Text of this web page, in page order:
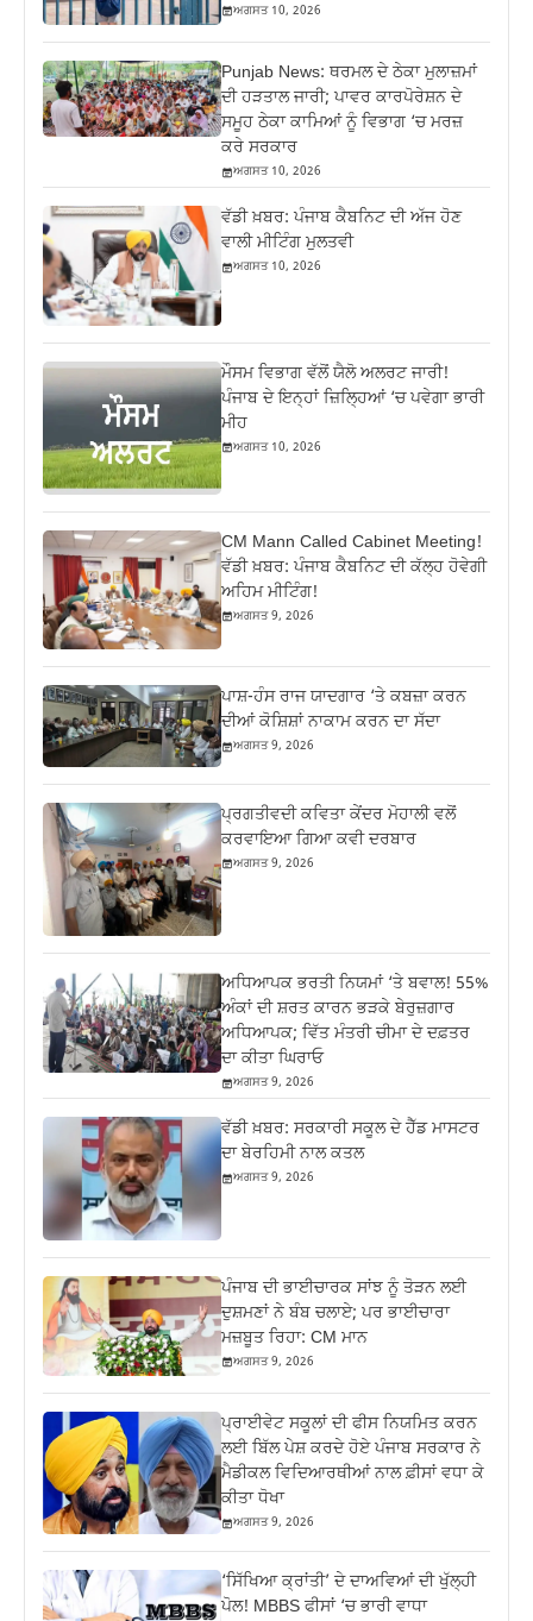
ਅਗਸਤ 10, 2026
Punjab News: ਥਰਮਲ ਦੇ ਠੇਕਾ ਮੁਲਾਜ਼ਮਾਂ
ਦੀ ਹੜਤਾਲ ਜਾਰੀ; ਪਾਵਰ ਕਾਰਪੋਰੇਸ਼ਨ ਦੇ
ਸਮੂਹ ਠੇਕਾ ਕਾਮਿਆਂ ਨੂੰ ਵਿਭਾਗ ‘ਚ ਮਰਜ਼
ਕਰੇ ਸਰਕਾਰ
ਅਗਸਤ 10, 2026
ਵੱਡੀ ਖ਼ਬਰ: ਪੰਜਾਬ ਕੈਬਨਿਟ ਦੀ ਅੱਜ ਹੋਣ
ਵਾਲੀ ਮੀਟਿੰਗ ਮੁਲਤਵੀ
ਅਗਸਤ 10, 2026
ਮੌਸਮ ਵਿਭਾਗ ਵੱਲੋਂ ਯੈਲੋ ਅਲਰਟ ਜਾਰੀ!
ਪੰਜਾਬ ਦੇ ਇਨ੍ਹਾਂ ਜ਼ਿਲ੍ਹਿਆਂ ‘ਚ ਪਵੇਗਾ ਭਾਰੀ
ਮੀਹ
ਅਗਸਤ 10, 2026
CM Mann Called Cabinet Meeting!
ਵੱਡੀ ਖ਼ਬਰ: ਪੰਜਾਬ ਕੈਬਨਿਟ ਦੀ ਕੱਲ੍ਹ ਹੋਵੇਗੀ
ਅਹਿਮ ਮੀਟਿੰਗ!
ਅਗਸਤ 9, 2026
ਪਾਸ਼-ਹੰਸ ਰਾਜ ਯਾਦਗਾਰ ‘ਤੇ ਕਬਜ਼ਾ ਕਰਨ
ਦੀਆਂ ਕੋਸ਼ਿਸ਼ਾਂ ਨਾਕਾਮ ਕਰਨ ਦਾ ਸੱਦਾ
ਅਗਸਤ 9, 2026
ਪ੍ਰਗਤੀਵਦੀ ਕਵਿਤਾ ਕੇਂਦਰ ਮੋਹਾਲੀ ਵਲੋਂ
ਕਰਵਾਇਆ ਗਿਆ ਕਵੀ ਦਰਬਾਰ
ਅਗਸਤ 9, 2026
ਅਧਿਆਪਕ ਭਰਤੀ ਨਿਯਮਾਂ ‘ਤੇ ਬਵਾਲ! 55%
ਅੰਕਾਂ ਦੀ ਸ਼ਰਤ ਕਾਰਨ ਭੜਕੇ ਬੇਰੁਜ਼ਗਾਰ
ਅਧਿਆਪਕ; ਵਿੱਤ ਮੰਤਰੀ ਚੀਮਾ ਦੇ ਦਫ਼ਤਰ
ਦਾ ਕੀਤਾ ਘਿਰਾਓ
ਅਗਸਤ 9, 2026
ਵੱਡੀ ਖ਼ਬਰ: ਸਰਕਾਰੀ ਸਕੂਲ ਦੇ ਹੈੱਡ ਮਾਸਟਰ
ਦਾ ਬੇਰਹਿਮੀ ਨਾਲ ਕਤਲ
ਅਗਸਤ 9, 2026
ਪੰਜਾਬ ਦੀ ਭਾਈਚਾਰਕ ਸਾਂਝ ਨੂੰ ਤੋੜਨ ਲਈ
ਦੁਸ਼ਮਣਾਂ ਨੇ ਬੰਬ ਚਲਾਏ; ਪਰ ਭਾਈਚਾਰਾ
ਮਜ਼ਬੂਤ ਰਿਹਾ: CM ਮਾਨ
ਅਗਸਤ 9, 2026
ਪ੍ਰਾਈਵੇਟ ਸਕੂਲਾਂ ਦੀ ਫੀਸ ਨਿਯਮਿਤ ਕਰਨ
ਲਈ ਬਿੱਲ ਪੇਸ਼ ਕਰਦੇ ਹੋਏ ਪੰਜਾਬ ਸਰਕਾਰ ਨੇ
ਮੈਡੀਕਲ ਵਿਦਿਆਰਥੀਆਂ ਨਾਲ ਫ਼ੀਸਾਂ ਵਧਾ ਕੇ
ਕੀਤਾ ਧੋਖਾ
ਅਗਸਤ 9, 2026
‘ਸਿੱਖਿਆ ਕ੍ਰਾਂਤੀ’ ਦੇ ਦਾਅਵਿਆਂ ਦੀ ਖੁੱਲ੍ਹੀ
ਪੋਲ! MBBS ਫੀਸਾਂ ‘ਚ ਭਾਰੀ ਵਾਧਾ